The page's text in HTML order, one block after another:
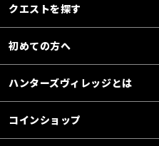
クエストを探す
初めての方へ
ハンターズヴィレッジとは
コインショップ